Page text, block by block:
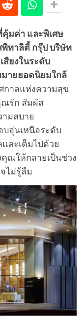
มค่า และพิเศษ
ทาลิตี้ กรุ๊ป บริษัท
ยงในระดับ
ายยอดนิยมใกล้
กาลแห่งความสุข
ณรัก สัมผัส
มสบาย
บอุ่นเหนือระดับ
ละเต็มไปด้วย
คุณให้กลายเป็นช่วง
ไม่รู้ลืม